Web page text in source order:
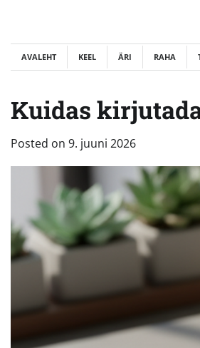
content
AVALEHT KEEL ÄRI RAHA
Kuidas
Posted on 9. juuni 2026